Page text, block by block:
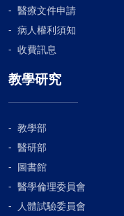
醫療文件申請
病人權利須知
收費訊息
教學研究
教學部
醫研部
圖書館
醫學倫理委員會
人體試驗委員會